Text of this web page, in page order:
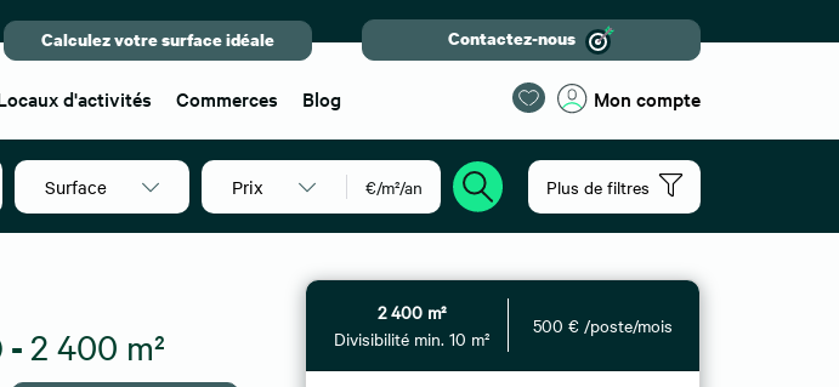
Calculez votre surface idéale Contactez-nous
d'activités Commerces Blog Mon compte
Surface Prix €/m²/an Plus de filtres
- 2 400 m²
2 400 m²
Divisibilité min. 10 m²
500 € /poste/mois